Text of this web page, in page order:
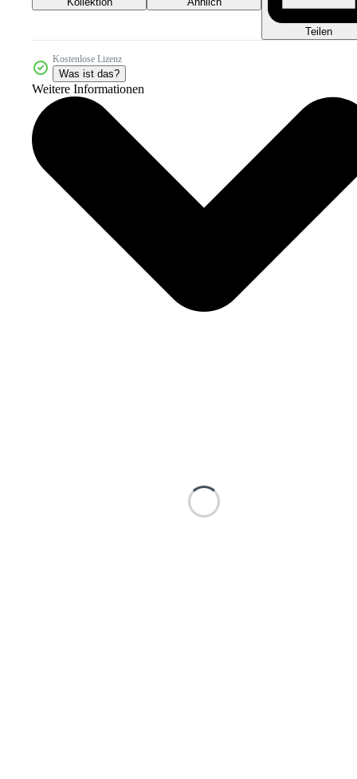
Teilen
Kostenlose Lizenz
Was ist das?
Weitere Informationen